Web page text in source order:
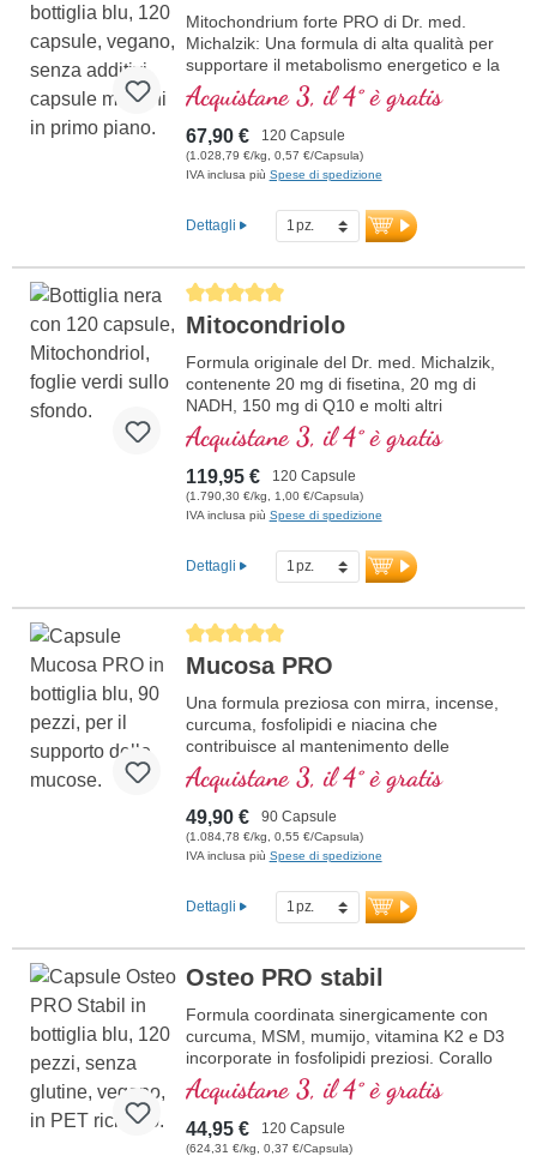
Mitochondrium forte PRO di Dr. med.
Michalzik: Una formula di alta qualità per
supportare il metabolismo energetico e la
salute cellulare. Include NADH, Q10,
Resveratrolo e Tiamina, che promuovono
il metabolismo energetico, oltre all'acido
R-Alfa-Lipoico nella preziosa forma di
Sodium-R-Lipoato. Sigillatura senza
garantiscono la massima qualità.
Sviluppato da medici.
ulteriori informazioni su
Mitochondrium forte PRO
Acquistane 3, il 4° è gratis
67,90 € 120 Capsule
(1.028,79 €/kg, 0,57 €/Capsula)
IVA inclusa più Spese di spedizione
Dettagli
Average rating of 5 out of 5 stars
Mitocondriolo
Formula originale del Dr. med. Michalzik,
contenente 20 mg di fisetina, 20 mg di
NADH, 150 mg di Q10 e molti altri
importanti agenti mitocondriali. Con
l'enhancer di biodisponibilità D-Pinitol.
Guscio delle capsule vegano, senza PEG
e carragenina, e sigillo privo di alluminio,
attivatore mitocondriale PGC-1α, senza
esperienza in sostanze vitali e oltre 20
anni di esperienza produttiva.
Acquistane 3, il 4° è gratis
119,95 € 120 Capsule
(1.790,30 €/kg, 1,00 €/Capsula)
IVA inclusa più Spese di spedizione
Dettagli
Average rating of 5 out of 5 stars
Mucosa PRO
Una formula preziosa con mirra, incense,
curcuma, fosfolipidi e niacina che
contribuisce al mantenimento delle
normali membrane mucose.
Acquistane 3, il 4° è gratis
49,90 € 90 Capsule
(1.084,78 €/kg, 0,55 €/Capsula)
IVA inclusa più Spese di spedizione
Dettagli
Osteo PRO stabil
Formula coordinata sinergicamente con
curcuma, MSM, mumijo, vitamina K2 e D3
incorporate in fosfolipidi preziosi. Corallo
Sango contenente magnesio e calcio, che
contribuisce al mantenimento di ossa
normali.
Acquistane 3, il 4° è gratis
44,95 € 120 Capsule
(624,31 €/kg, 0,37 €/Capsula)